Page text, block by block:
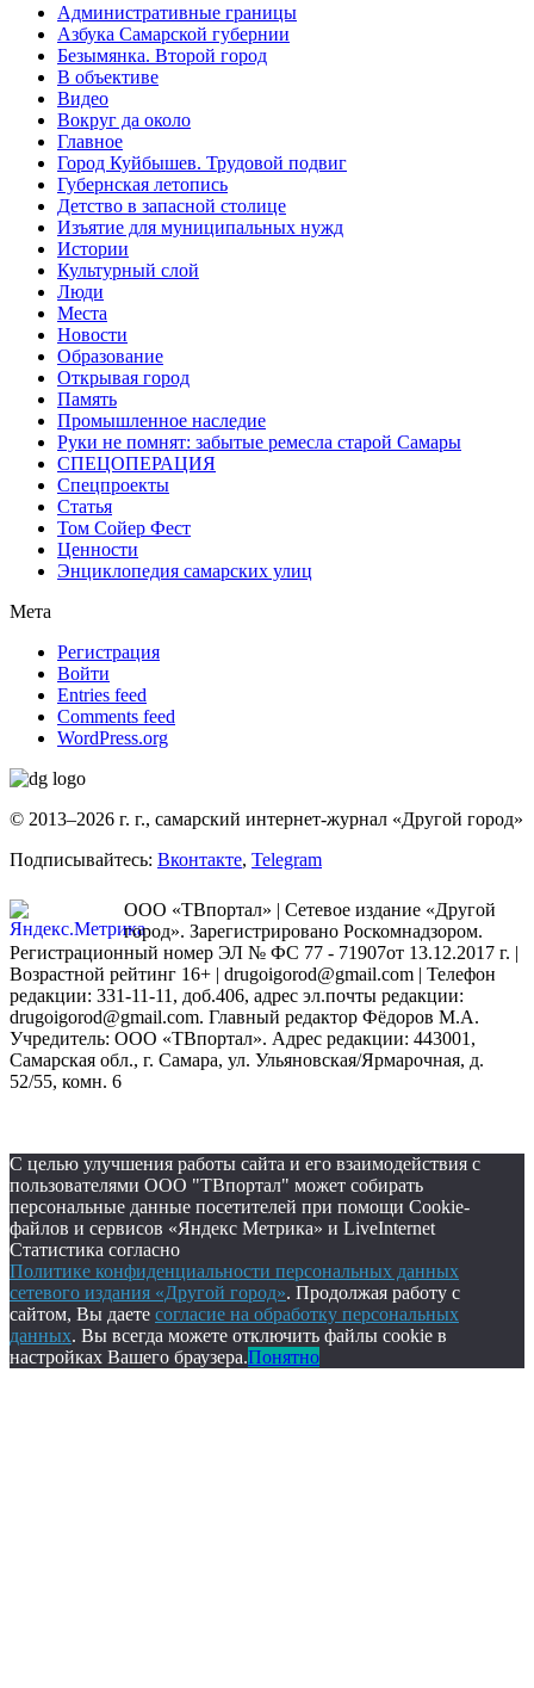
Административные границы
Азбука Самарской губернии
Безымянка. Второй город
В объективе
Видео
Вокруг да около
Главное
Город Куйбышев. Трудовой подвиг
Губернская летопись
Детство в запасной столице
Изъятие для муниципальных нужд
Истории
Культурный слой
Люди
Места
Новости
Образование
Открывая город
Память
Промышленное наследие
Руки не помнят: забытые ремесла старой Самары
СПЕЦОПЕРАЦИЯ
Спецпроекты
Статья
Том Сойер Фест
Ценности
Энциклопедия самарских улиц
Мета
Регистрация
Войти
Entries feed
Comments feed
WordPress.org
© 2013–2026 г. г., самарский интернет-журнал «Другой город»
Подписывайтесь: Вконтакте, Telegram
ООО «ТВпортал» | Сетевое издание «Другой
город». Зарегистрировано Роскомнадзором.
Регистрационный номер ЭЛ № ФС 77 - 71907от 13.12.2017 г. |
Возрастной рейтинг 16+ | drugoigorod@gmail.com | Телефон
редакции: 331-11-11, доб.406, адрес эл.почты редакции:
drugoigorod@gmail.com. Главный редактор Фёдоров М.А.
Учредитель: ООО «ТВпортал». Адрес редакции: 443001,
Самарская обл., г. Самара, ул. Ульяновская/Ярмарочная, д.
52/55, комн. 6
С целью улучшения работы сайта и его взаимодействия с
пользователями ООО "ТВпортал" может собирать
персональные данные посетителей при помощи Cookie-
файлов и сервисов «Яндекс Метрика» и LiveInternet
Статистика согласно
Политике конфиденциальности персональных данных
сетевого издания «Другой город». Продолжая работу с
сайтом, Вы даете согласие на обработку персональных
данных. Вы всегда можете отключить файлы cookie в
настройках Вашего браузера.Понятно